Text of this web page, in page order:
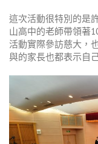
這次活動很特別的是
山高中的老師帶領著
活動實際參訪慈大，
與的家長也都表示自